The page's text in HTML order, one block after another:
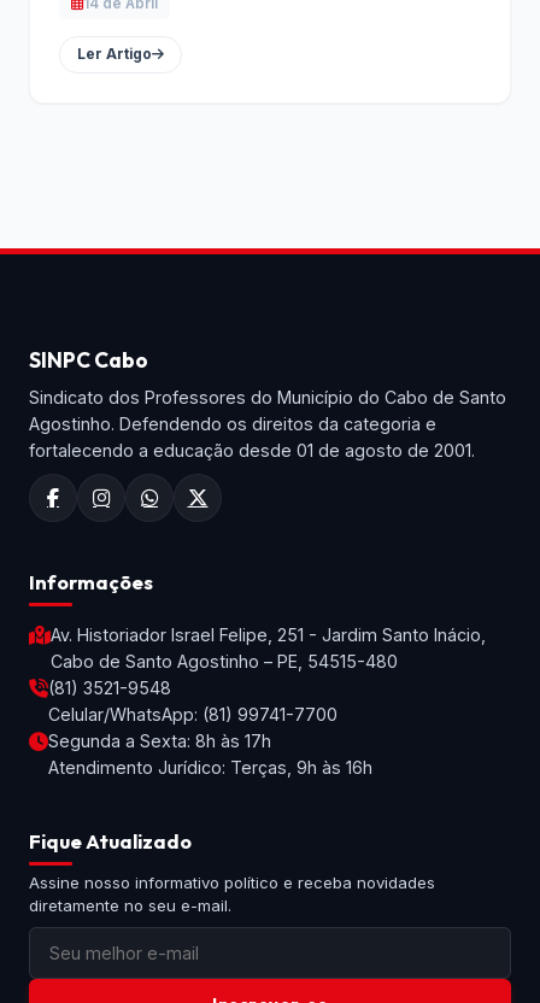
Ler Artigo
SINPC Cabo
Sindicato dos Professores do Município do Cabo de Santo
Agostinho. Defendendo os direitos da categoria e
fortalecendo a educação desde 01 de agosto de 2001.
Informações
Av. Historiador Israel Felipe, 251 - Jardim Santo Inácio,
Cabo de Santo Agostinho – PE, 54515-480
(81) 3521-9548
Celular/WhatsApp: (81) 99741-7700
Segunda a Sexta: 8h às 17h
Atendimento Jurídico: Terças, 9h às 16h
Fique Atualizado
Assine nosso informativo político e receba novidades
diretamente no seu e-mail.